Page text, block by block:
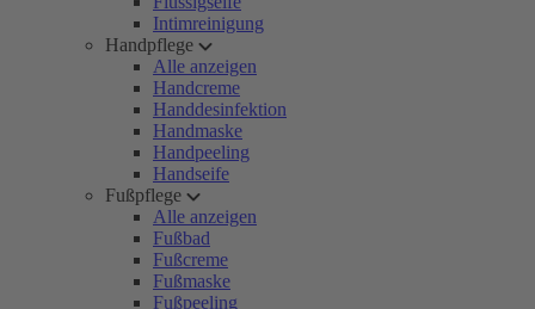
Intimreinigung
Handpflege
Alle anzeigen
Handcreme
Handdesinfektion
Handmaske
Handpeeling
Handseife
Fußpflege
Alle anzeigen
Fußbad
Fußcreme
Fußmaske
Fußpeeling